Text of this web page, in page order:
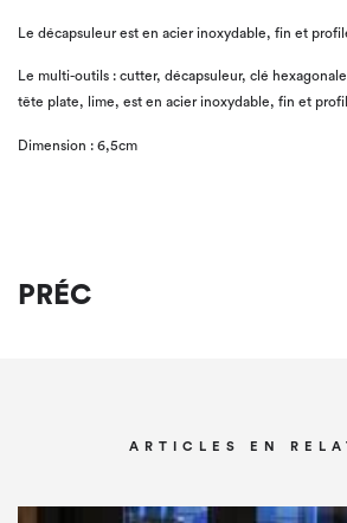
Le décapsuleur est en acier inoxydable, fin et
Le multi-outils : cutter, décapsuleur, clé
tête plate, lime, est en acier inoxydable, fin et
Dimension : 6,5cm
PRÉC
ARTICLES EN